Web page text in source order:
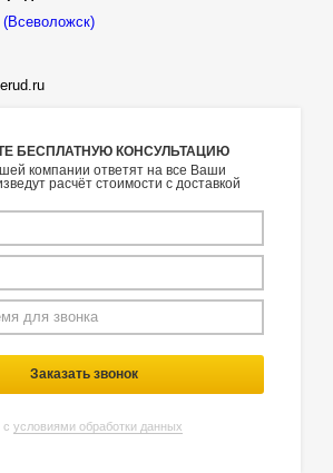
(Всеволожск)
БЕСПЛАТНУЮ КОНСУЛЬТАЦИЮ
компании ответят на все Ваши
расчёт стоимости с доставкой
Заказать звонок
с условиями обработки данных